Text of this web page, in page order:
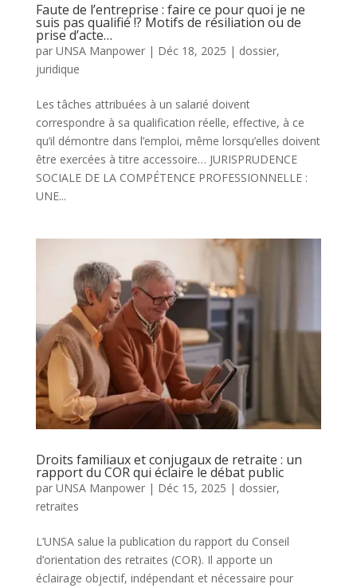
Faute de l’entreprise : faire ce pour quoi je ne
suis pas qualifié !? Motifs de résiliation ou de
prise d’acte…
par UNSA Manpower| Déc 18, 2025 | dossier,
juridique
Les tâches attribuées à un salarié doivent
correspondre à sa qualification réelle, effective, à ce
qu’il démontre dans l’emploi, même lorsqu’elles doivent
être exercées à titre accessoire… JURISPRUDENCE
SOCIALE DE LA COMPÉTENCE PROFESSIONNELLE :
UNE...
Droits familiaux et conjugaux de retraite : un
rapport du COR qui éclaire le débat public
par UNSA Manpower| Déc 15, 2025 | dossier,
retraites
L’UNSA salue la publication du rapport du Conseil
d’orientation des retraites (COR). Il apporte un
éclairage objectif, indépendant et nécessaire pour